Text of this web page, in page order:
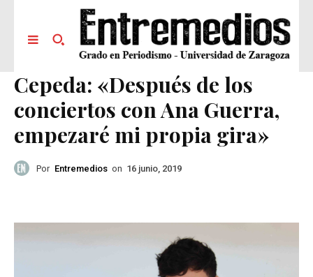
Cepeda: «Después de los
conciertos con Ana Guerra,
empezaré mi propia gira»
Por Entremedios on 16 junio, 2019